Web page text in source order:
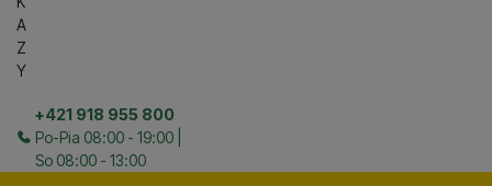
A
Z
Y
+421 918 955 800
Po-Pia 08:00 - 19:00 |
So 08:00 - 13:00